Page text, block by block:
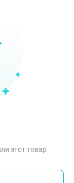
этот товар